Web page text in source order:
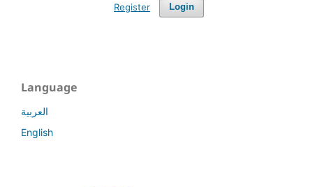
Login
Register
Language
العربية
English